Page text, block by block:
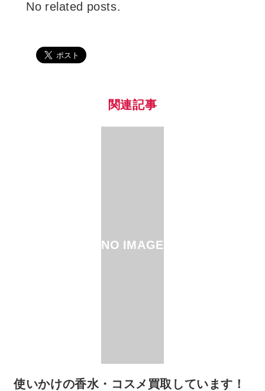
No related posts.
関連記事
NO IMAGE
使いかけの香水・コスメ買取しています！